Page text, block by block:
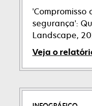
'Compromisso
segurança':
Landscape,
Veja o